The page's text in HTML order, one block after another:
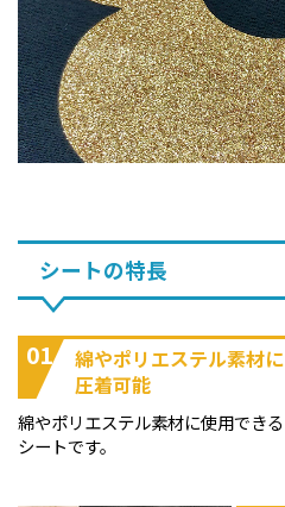
シートの特長
01
綿やポリエステル素材に
圧着可能
綿やポリエステル素材に使用できる
シートです。